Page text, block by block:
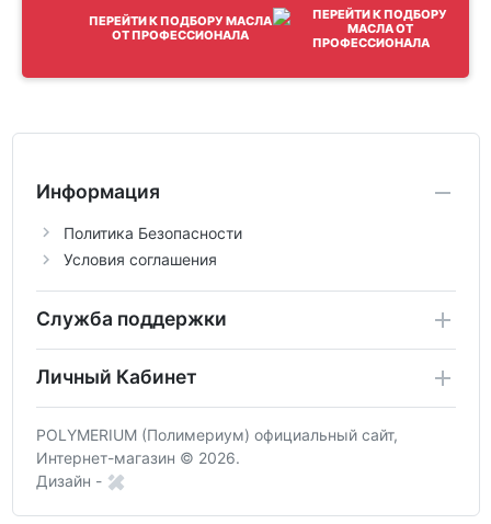
ПЕРЕЙТИ К ПОДБОРУ МАСЛА
ОТ ПРОФЕССИОНАЛА
Информация
Политика Безопасности
Условия соглашения
Служба поддержки
Личный Кабинет
POLYMERIUM (Полимериум) официальный сайт,
Интернет-магазин © 2026.
Дизайн -